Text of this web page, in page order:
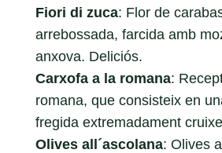
Fiori di zuca: Flor de
arrebossada, farcida amb
anxova. Deliciós.
Carxofa a la romana:
romana, que consisteix en
fregida extremadament
Olives all´ascolana: Olives